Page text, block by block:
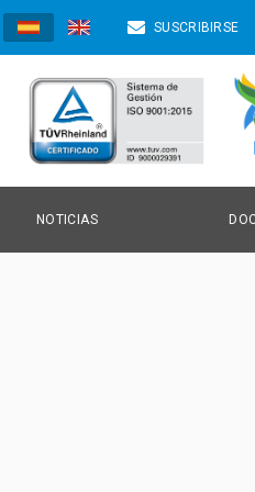
SUSCRIBIRSE
NOTICIAS